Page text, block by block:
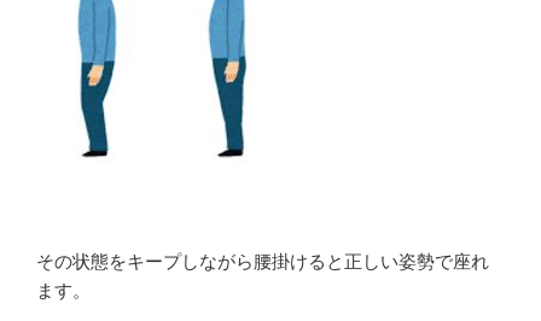
その状態をキープしながら腰掛けると正しい姿勢で座れ
ます。